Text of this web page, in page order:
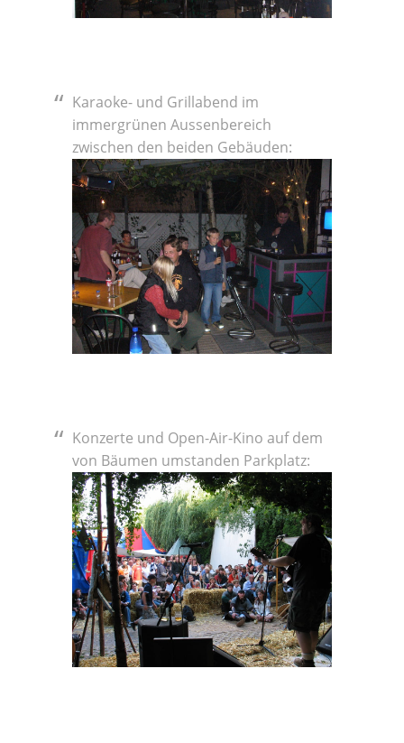
Karaoke- und Grillabend im
immergrünen Aussenbereich
zwischen den beiden Gebäuden:
Konzerte und Open-Air-Kino auf dem
von Bäumen umstanden Parkplatz: